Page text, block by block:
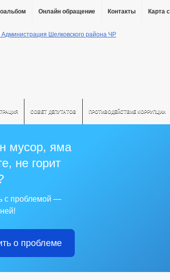
Онлайн обращение Контакты Карта
СОВЕТ ДЕПУТАТОВ ПРОТИВОДЕЙСТВИЕ КОРРУПЦИИ
мусор, яма
не горит
с проблемой —
о проблеме